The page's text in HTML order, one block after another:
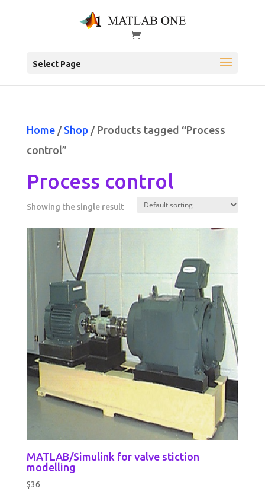
Select Page
Home/ Shop/ Products tagged “Process
control”
Process control
Showing the single result
MATLAB/Simulink for valve stiction
modelling
$36